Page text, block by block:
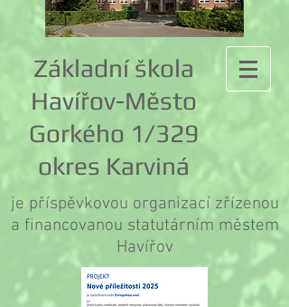
Základní škola
Havířov-Město
Gorkého 1/329
okres Karviná
je příspěvkovou organizací zřízenou
a financovanou statutárním městem
Havířov